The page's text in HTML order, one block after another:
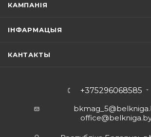
КАМПАНІЯ
ІНФАРМАЦЫЯ
КАНТАКТЫ
+375296068585